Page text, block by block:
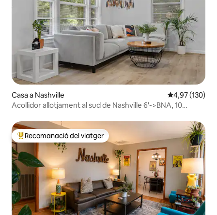
Casa a Nashville 4,97 de
4,97 (130)
Acollidor allotjament al sud de Nashville 6'->BNA, 10
Principals recomanacions dels viatgers
Recomanació del viatger